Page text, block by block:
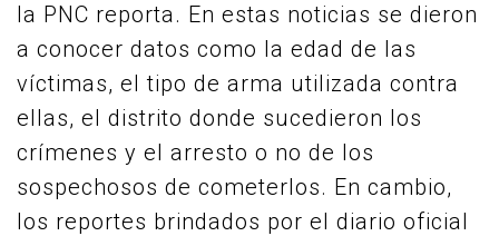
la PNC reporta. En estas noticias se dieron
a conocer datos como la edad de las
víctimas, el tipo de arma utilizada contra
ellas, el distrito donde sucedieron los
crímenes y el arresto o no de los
sospechosos de cometerlos. En cambio,
los reportes brindados por el diario oficial